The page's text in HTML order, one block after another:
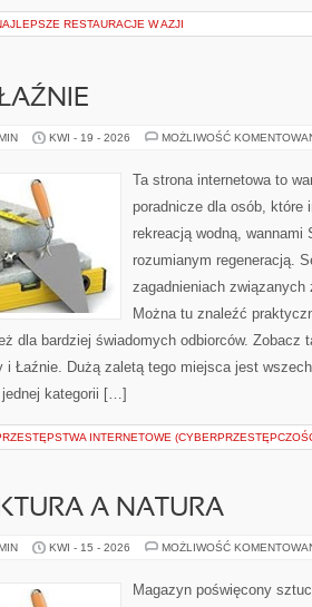
RESTAURACJE W AZJI
KWI - 19 - 2026 MOŻLIWOŚĆ
Ta strona internetowa to
poradnicze dla osób, które
rekreacją wodną, wannami
rozumianym regeneracją.
zagadnieniach
Można tu znaleźć
dla bardziej świadomych odbiorców. Zobacz
i Łaźnie. Dużą zaletą tego miejsca jest
kategorii […]
INTERNETOWE
A NATURA
KWI - 15 - 2026 MOŻLIWOŚĆ
Magazyn poświęcony